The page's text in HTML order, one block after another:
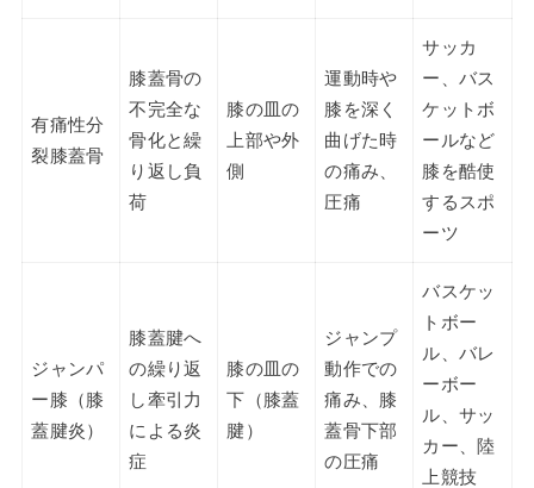
有痛性分
裂膝蓋骨
膝蓋骨の
不完全な
骨化と繰
り返し負
荷
膝の皿の
上部や外
側
運動時や
膝を深く
曲げた時
の痛み、
圧痛
サッカ
ー、バス
ケットボ
ールなど
膝を酷使
するスポ
ーツ
ジャンパ
ー膝（膝
蓋腱炎）
膝蓋腱へ
の繰り返
し牽引力
による炎
症
膝の皿の
下（膝蓋
腱）
ジャンプ
動作での
痛み、膝
蓋骨下部
の圧痛
バスケッ
トボー
ル、バレ
ーボー
ル、サッ
カー、陸
上競技